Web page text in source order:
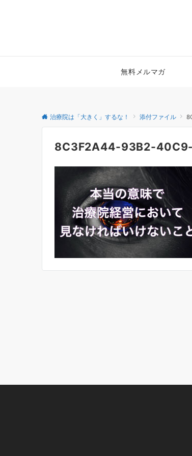
無料メルマガ
治療院は「大きく」するな！ 添付ファイル
8C3F2A44-93B2-